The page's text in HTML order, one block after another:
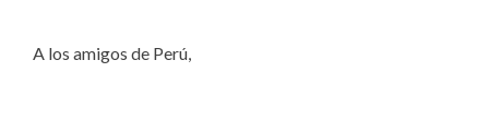
A los amigos de Perú,